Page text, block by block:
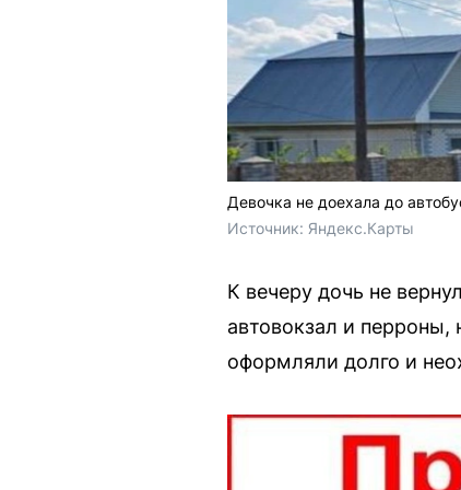
Девочка не доехала до
Источник: Яндекс.Карты
К вечеру дочь не
автовокзал и
оформляли долго и